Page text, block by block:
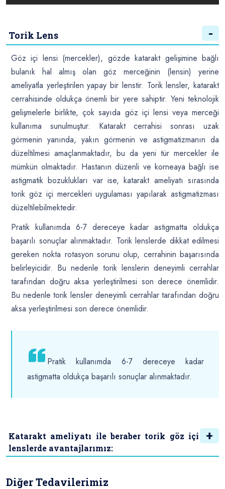
Torik Lens
Göz içi lensi (mercekler), gözde katarakt gelişimine bağlı
bulanık hal almış olan göz merceğinin (lensin) yerine
ameliyatla yerleştirilen yapay bir lenstir. Torik lensler, katarakt
cerrahisinde oldukça önemli bir yere sahiptir. Yeni teknolojik
gelişmelerle birlikte, çok sayıda göz içi lensi veya merceği
kullanıma sunulmuştur. Katarakt cerrahisi sonrası uzak
görmenin yanında, yakın görmenin ve astigmatizmanın da
düzeltilmesi amaçlanmaktadır, bu da yeni tür mercekler ile
mümkün olmaktadır. Hastanın düzenli ve korneaya bağlı ise
astigmatik bozuklukları var ise, katarakt ameliyatı sırasında
torik göz içi mercekleri uygulaması yapılarak astigmatizması
düzeltilebilmektedir.
Pratik kullanımda 6-7 dereceye kadar astigmatta oldukça
başarılı sonuçlar alınmaktadır. Torik lenslerde dikkat edilmesi
gereken nokta rotasyon sorunu olup, cerrahinin başarısında
belirleyicidir. Bu nedenle torik lenslerin deneyimli cerrahlar
tarafından doğru aksa yerleştirilmesi son derece önemlidir.
Bu nedenle torik lensler deneyimli cerrahlar tarafından doğru
aksa yerleştirilmesi son derece önemlidir.
Pratik kullanımda 6-7 dereceye kadar
astigmatta oldukça başarılı sonuçlar alınmaktadır.
Katarakt ameliyatı ile beraber torik göz içi
lenslerde avantajlarımız:
Diğer Tedavilerimiz